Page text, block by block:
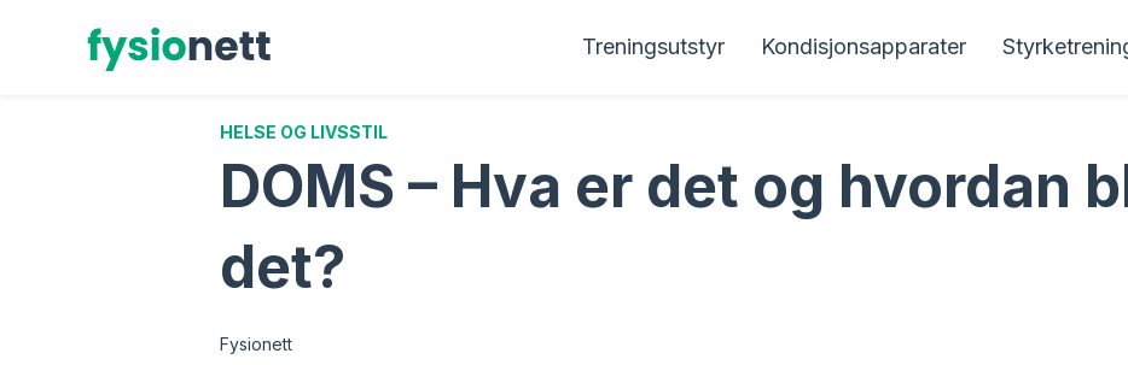
Treningsutstyr Kondisjonsapparater
HELSE OG LIVSSTIL
DOMS – Hva er det og hvordan
det?
Fysionett